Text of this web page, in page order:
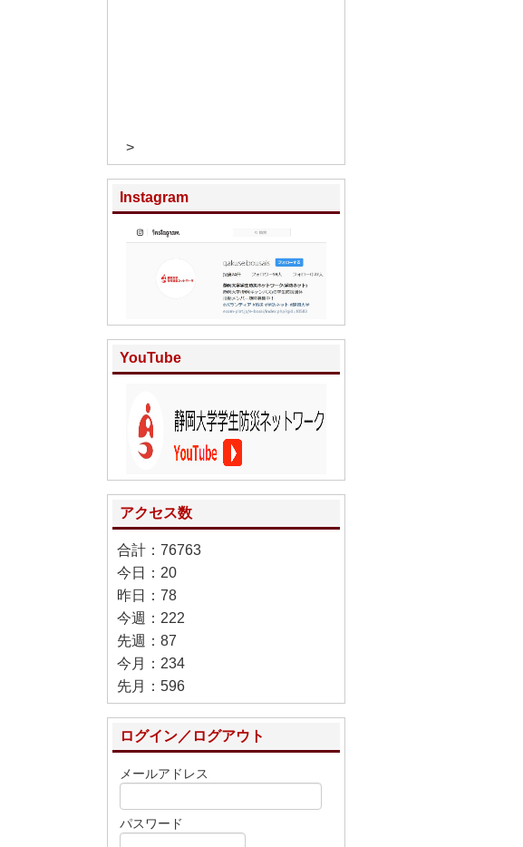
>
Instagram
YouTube
アクセス数
合計：76763
今日：20
昨日：78
今週：222
先週：87
今月：234
先月：596
ログイン／ログアウト
メールアドレス
パスワード